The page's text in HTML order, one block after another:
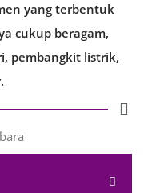
yang terbentuk
cukup beragam,
pembangkit listrik,